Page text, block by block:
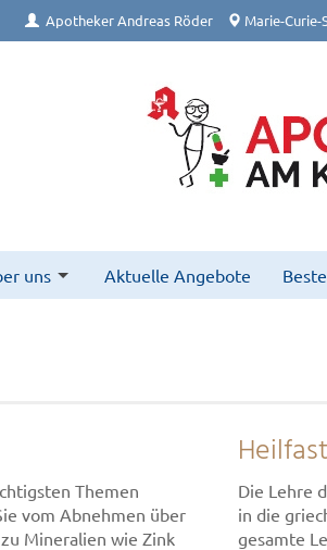
Apotheker Andreas Röder Marie-Curie-
uns Aktuelle Angebote
Themen
vom Abnehmen über
Mineralien wie Zink
Die Lehre
in die
gesamte